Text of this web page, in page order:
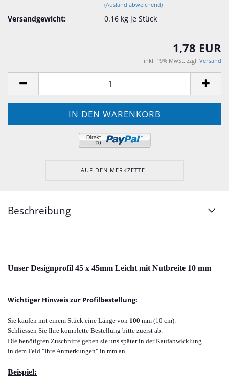
(Ausland abweichend)
Versandgewicht: 0.16 kg je Stück
1,78 EUR
inkl. 19% MwSt. zzgl. Versand
AUF DEN MERKZETTEL
Beschreibung
Unser Designprofil 45 x 45mm Leicht mit Nutbreite 10 mm
Wichtiger Hinweis zur Profilbestellung:
Sie kaufen mit einem Stück eine Länge von 100 mm (10 cm).
Schliessen Sie Ihre komplette Bestellung bitte zuerst ab.
Die benötigten Zuschnitte geben sie uns später in der Kaufabwicklung
in dem Feld "Ihre Anmerkungen" in mm an.
Beispiel: